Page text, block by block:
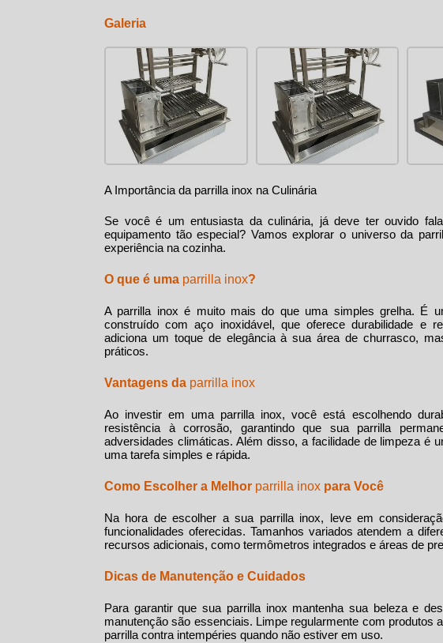
Galeria
A Importância da parrilla inox na Culinária
Se você é um entusiasta da culinária, já deve ter ouvido
equipamento tão especial? Vamos explorar o universo da
experiência na cozinha.
O que é uma parrilla inox?
A parrilla inox é muito mais do que uma simples grelha. É
construído com aço inoxidável, que oferece durabilidade e
adiciona um toque de elegância à sua área de churrasco,
práticos.
Vantagens da parrilla inox
Ao investir em uma parrilla inox, você está escolhendo
resistência à corrosão, garantindo que sua parrilla
adversidades climáticas. Além disso, a facilidade de limpeza é
uma tarefa simples e rápida.
Como Escolher a Melhor parrilla inox para Você
Na hora de escolher a sua parrilla inox, leve em
funcionalidades oferecidas. Tamanhos variados atendem a
recursos adicionais, como termômetros integrados e áreas de
Dicas de Manutenção e Cuidados
Para garantir que sua parrilla inox mantenha sua beleza e
manutenção são essenciais. Limpe regularmente com produtos
parrilla contra intempéries quando não estiver em uso.